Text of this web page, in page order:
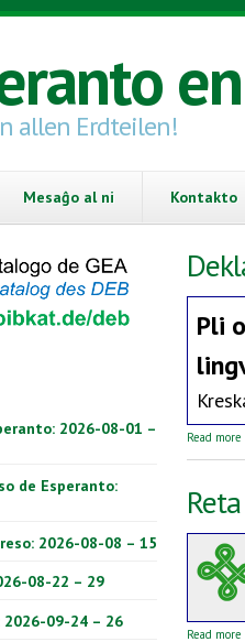
allen Erdteilen!
Mesaĝo al ni Kontakto
2026-08-01 –
de Esperanto:
2026-08-08 – 15
08-22 – 29
2026-09-24 – 26
Pli
Read more
Read more